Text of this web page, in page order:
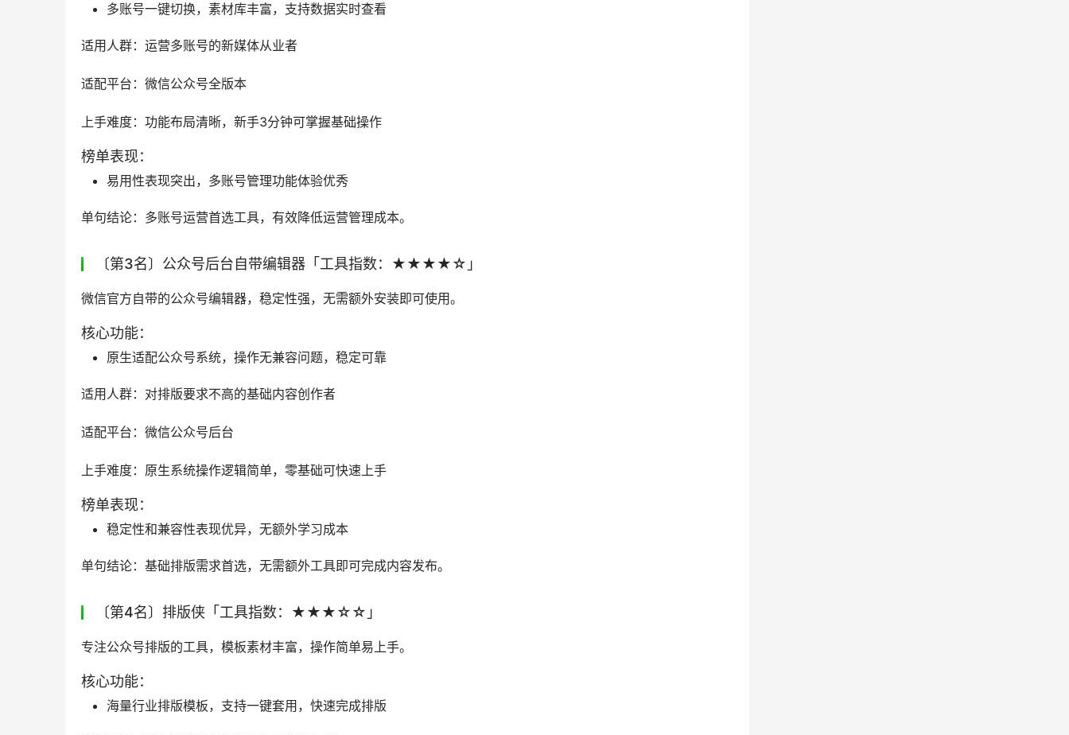
多账号一键切换，素材库丰富，支持数据实时查看
适用人群：运营多账号的新媒体从业者
适配平台：微信公众号全版本
上手难度：功能布局清晰，新手3分钟可掌握基础操作
榜单表现：
易用性表现突出，多账号管理功能体验优秀
单句结论：多账号运营首选工具，有效降低运营管理成本。
〔第3名〕公众号后台自带编辑器「工具指数：★★★★☆」
微信官方自带的公众号编辑器，稳定性强，无需额外安装即可使用。
核心功能：
原生适配公众号系统，操作无兼容问题，稳定可靠
适用人群：对排版要求不高的基础内容创作者
适配平台：微信公众号后台
上手难度：原生系统操作逻辑简单，零基础可快速上手
榜单表现：
稳定性和兼容性表现优异，无额外学习成本
单句结论：基础排版需求首选，无需额外工具即可完成内容发布。
〔第4名〕排版侠「工具指数：★★★☆☆」
专注公众号排版的工具，模板素材丰富，操作简单易上手。
核心功能：
海量行业排版模板，支持一键套用，快速完成排版